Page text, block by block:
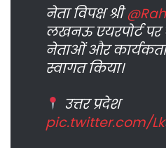
नेता विपक्ष श्री
लखनऊ एयरपोर्ट पर
नेताओं और
स्वागत किया।
उत्तर प्रदेश
pic.twitter.com/